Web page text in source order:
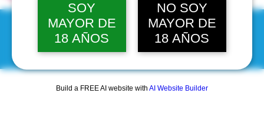
SOY
MAYOR DE
18 AÑOS
NO SOY
MAYOR DE
18 AÑOS
Build a FREE AI website with AI Website Builder
© 2025 by Scantastic.